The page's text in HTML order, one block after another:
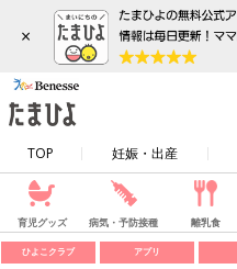
×
TOP 妊娠・出産
育児グッズ 病気・予防接種 離乳食
ひよこクラブ アプリ